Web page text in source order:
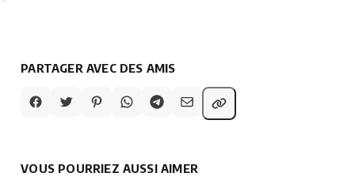
PARTAGER AVEC DES AMIS
VOUS POURRIEZ AUSSI AIMER